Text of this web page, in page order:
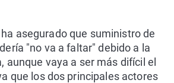
asegurado que suministro de
"no va a faltar" debido a la
aunque vaya a ser más difícil el
que los dos principales actores